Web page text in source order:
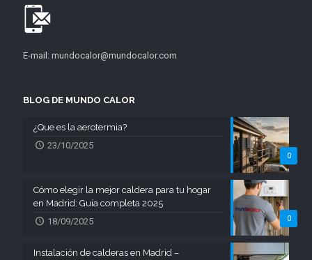
E-mail: mundocalor@mundocalor.com
BLOG DE MUNDO CALOR
0
¿Que es la aerotermia?
23/10/2025
0
Cómo elegir la mejor caldera para tu hogar
en Madrid: Guía completa 2025
18/09/2025
Instalación de calderas en Madrid –